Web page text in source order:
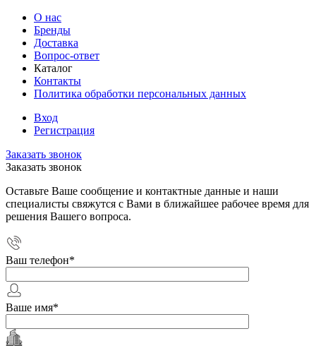
О нас
Бренды
Доставка
Вопрос-ответ
Каталог
Контакты
Политика обработки персональных данных
Вход
Регистрация
Заказать звонок
Заказать звонок
Оставьте Ваше сообщение и контактные данные и наши
специалисты свяжутся с Вами в ближайшее рабочее время для
решения Вашего вопроса.
Ваш телефон*
Ваше имя*